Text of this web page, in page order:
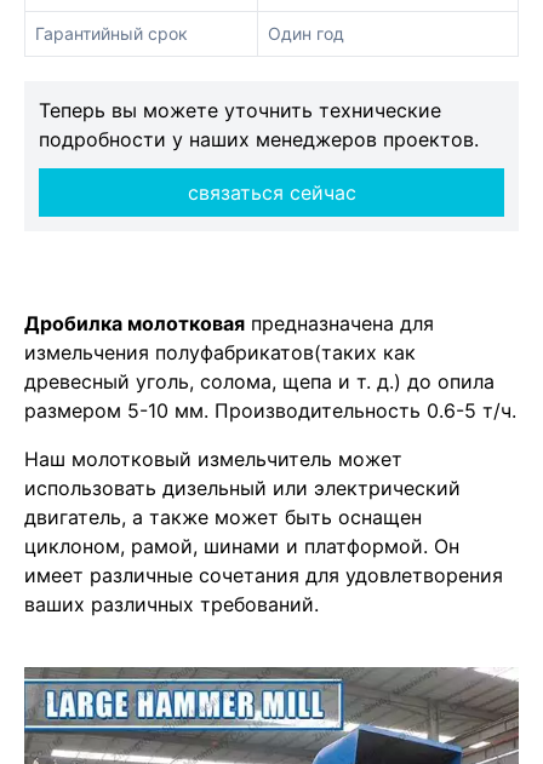
Гарантийный срок Один год
Теперь вы можете уточнить технические
подробности у наших менеджеров проектов.
связаться сейчас
Дробилка молотковая предназначена для
измельчения полуфабрикатов(таких как
древесный уголь, солома, щепа и т. д.) до опила
размером 5-10 мм. Производительность 0.6-5 т/ч.
Наш молотковый измельчитель может
использовать дизельный или электрический
двигатель, а также может быть оснащен
циклоном, рамой, шинами и платформой. Он
имеет различные сочетания для удовлетворения
ваших различных требований.